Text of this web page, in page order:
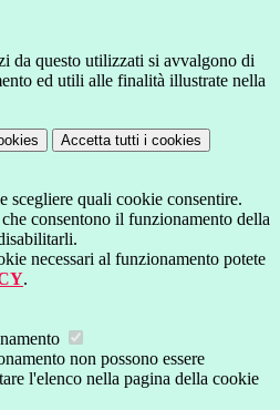
da questo utilizzati si avvalgono di
ed utili alle finalità illustrate nella
Accetta tutti i cookies
scegliere quali cookie consentire.
consentono il funzionamento della
necessari al funzionamento potete
.
non possono essere
l'elenco nella pagina della cookie